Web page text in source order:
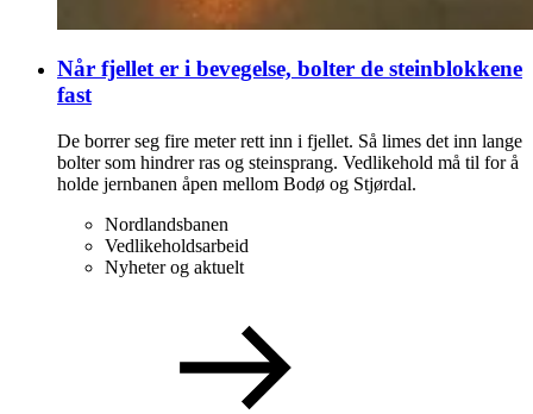
Når fjellet er i bevegelse, bolter de steinblokkene
fast
De borrer seg fire meter rett inn i fjellet. Så limes det inn lange
bolter som hindrer ras og steinsprang. Vedlikehold må til for å
holde jernbanen åpen mellom Bodø og Stjørdal.
Nordlandsbanen
Vedlikeholdsarbeid
Nyheter og aktuelt